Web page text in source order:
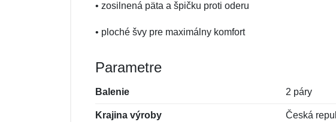
• zosilnená päta a špičku proti oderu
• ploché švy pre maximálny komfort
Parametre
Balenie 2 páry
Krajina výroby Česká